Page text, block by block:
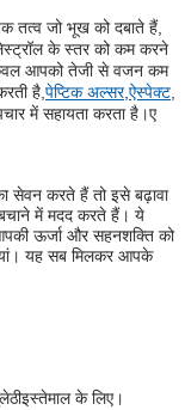
तत्व जो भूख को दबाते हैं,
के स्तर को कम करने
आपको तेजी से वजन कम
है, पेप्टिक अल्सर,ऐस्पेक्ट
में सहायता करता है।ए
सेवन करते हैं तो इसे बढ़ावा
में मदद करते हैं। ये
ऊर्जा और सहनशक्ति को
यह सब मिलकर आपके
इस्तेमाल के लिए।